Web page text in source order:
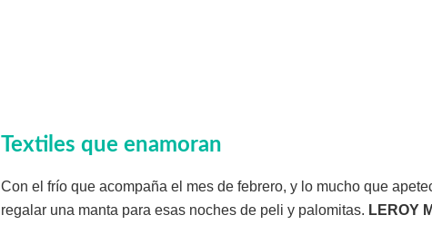
Textiles que enamoran
Con el frío que acompaña el mes de febrero, y lo mucho que
regalar una manta para esas noches de peli y palomitas. LEROY